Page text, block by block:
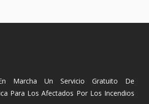
Marcha Un Servicio Gratuito De
Para Los Afectados Por Los Incendios